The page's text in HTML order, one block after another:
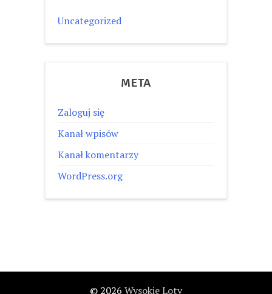
Uncategorized
META
Zaloguj się
Kanał wpisów
Kanał komentarzy
WordPress.org
© 2026 Wysokie Loty